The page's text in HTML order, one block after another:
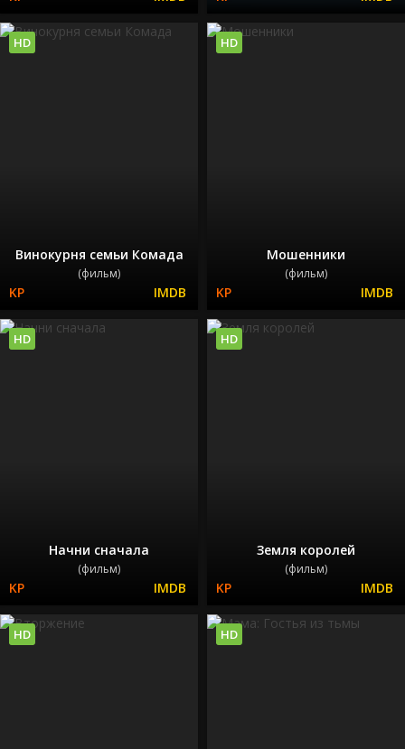
Винокурня семьи Комада
(фильм)
HD
Мошенники
(фильм)
HD
Начни сначала
(фильм)
HD
Земля королей
(фильм)
HD
HD HD